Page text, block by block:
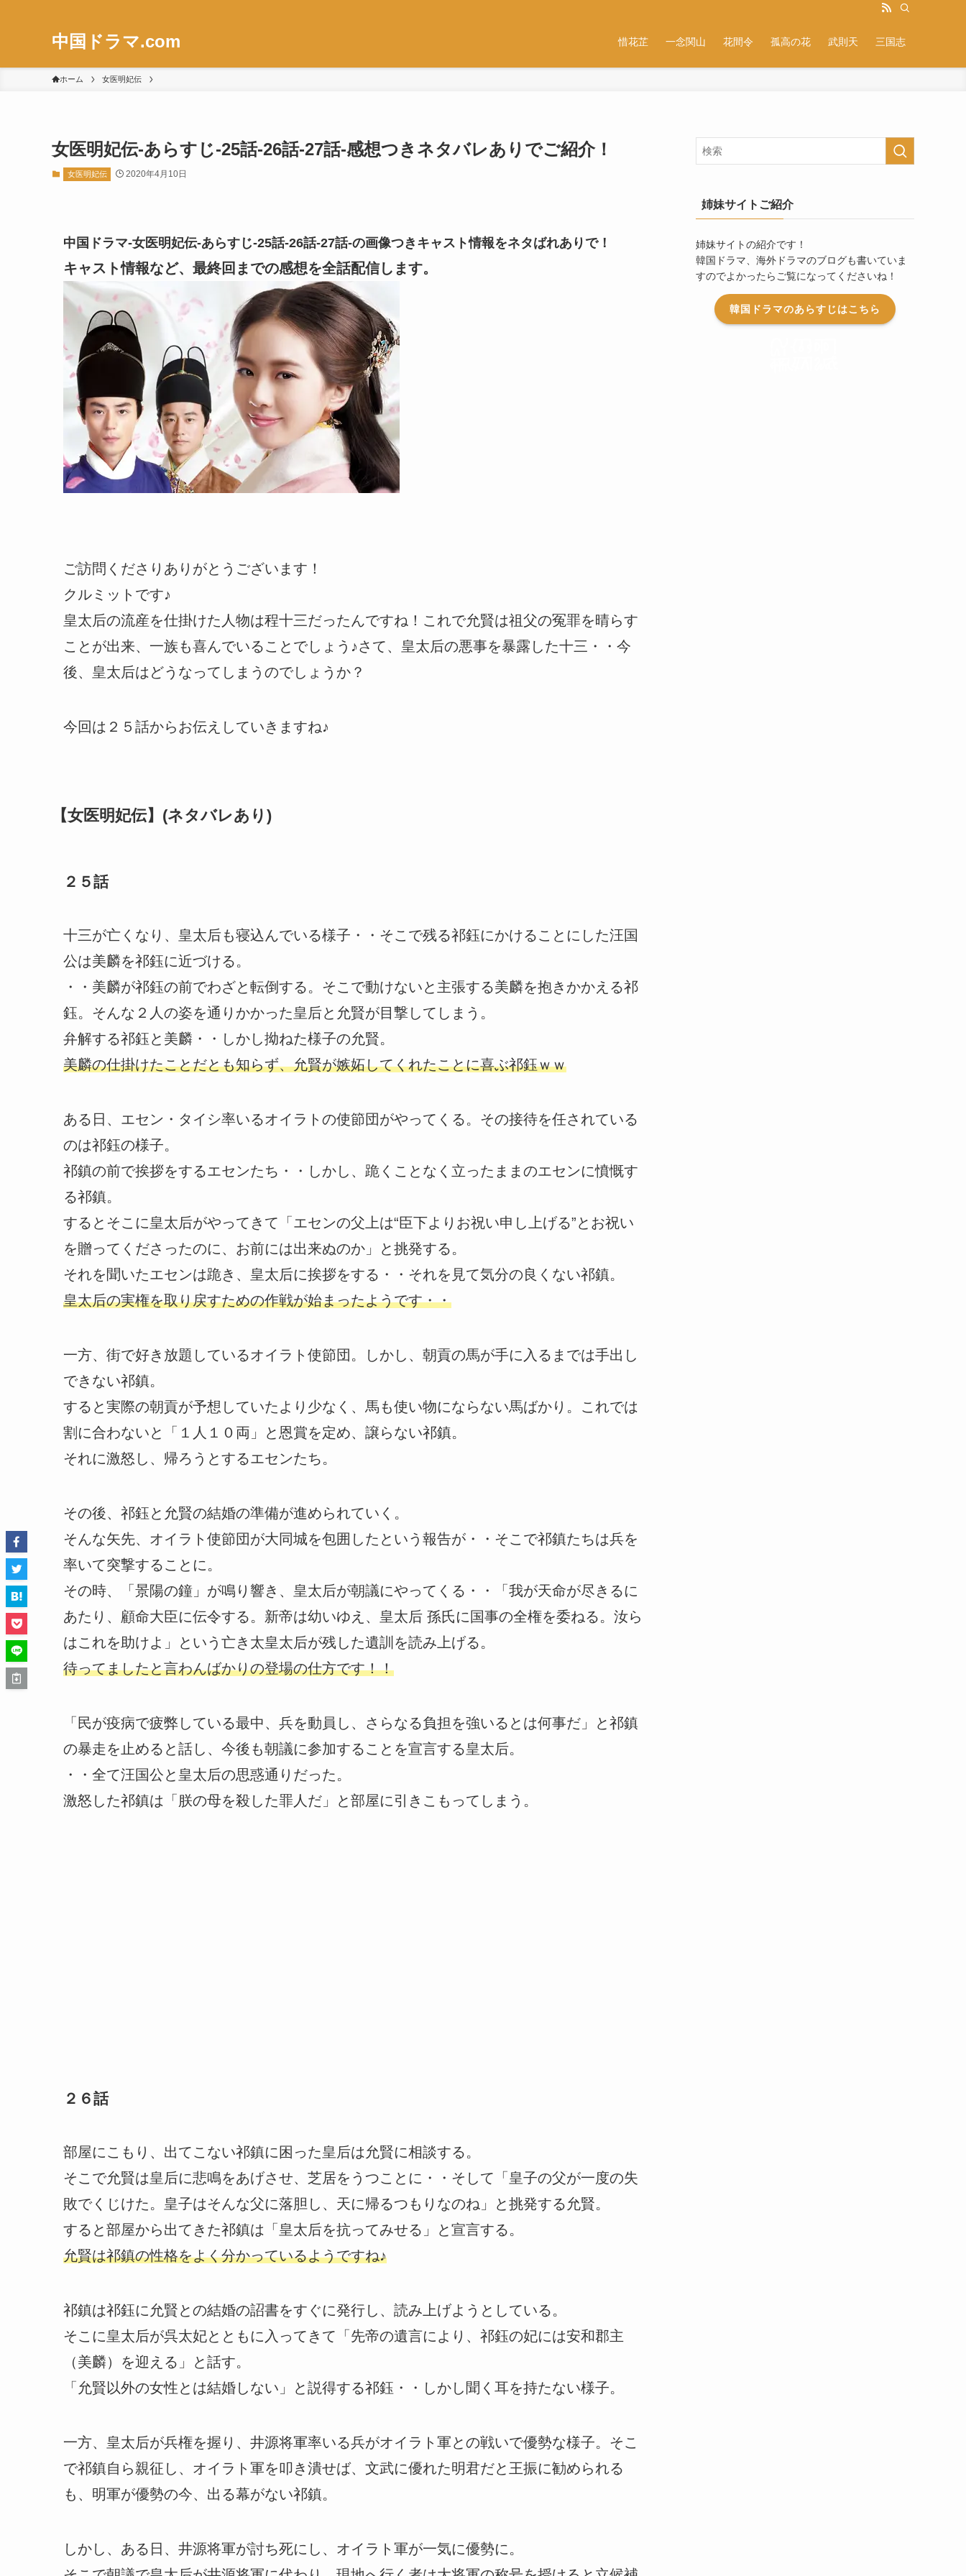
中国ドラマ.com 惜花芷 一念関山 花間令 孤高の花 武則天 三国志
ホーム 女医明妃伝
女医明妃伝-あらすじ-25話-26話-27話-感想つきネタバレありでご紹介！
女医明妃伝 2020年4月10日
中国ドラマ-女医明妃伝-あらすじ-25話-26話-27話-の画像つきキャスト情報をネタばれありで！
キャスト情報など、最終回までの感想を全話配信します。
ご訪問くださりありがとうございます！
クルミットです♪
皇太后の流産を仕掛けた人物は程十三だったんですね！これで允賢は祖父の冤罪を晴らす
ことが出来、一族も喜んでいることでしょう♪さて、皇太后の悪事を暴露した十三・・今
後、皇太后はどうなってしまうのでしょうか？
今回は２５話からお伝えしていきますね♪
【女医明妃伝】(ネタバレあり)
２５話
十三が亡くなり、皇太后も寝込んでいる様子・・そこで残る祁鈺にかけることにした汪国
公は美麟を祁鈺に近づける。
・・美麟が祁鈺の前でわざと転倒する。そこで動けないと主張する美麟を抱きかかえる祁
鈺。そんな２人の姿を通りかかった皇后と允賢が目撃してしまう。
弁解する祁鈺と美麟・・しかし拗ねた様子の允賢。
美麟の仕掛けたことだとも知らず、允賢が嫉妬してくれたことに喜ぶ祁鈺ｗｗ
ある日、エセン・タイシ率いるオイラトの使節団がやってくる。その接待を任されている
のは祁鈺の様子。
祁鎮の前で挨拶をするエセンたち・・しかし、跪くことなく立ったままのエセンに憤慨す
る祁鎮。
するとそこに皇太后がやってきて「エセンの父上は“臣下よりお祝い申し上げる”とお祝い
を贈ってくださったのに、お前には出来ぬのか」と挑発する。
それを聞いたエセンは跪き、皇太后に挨拶をする・・それを見て気分の良くない祁鎮。
皇太后の実権を取り戻すための作戦が始まったようです・・
一方、街で好き放題しているオイラト使節団。しかし、朝貢の馬が手に入るまでは手出し
できない祁鎮。
すると実際の朝貢が予想していたより少なく、馬も使い物にならない馬ばかり。これでは
割に合わないと「１人１０両」と恩賞を定め、譲らない祁鎮。
それに激怒し、帰ろうとするエセンたち。
その後、祁鈺と允賢の結婚の準備が進められていく。
そんな矢先、オイラト使節団が大同城を包囲したという報告が・・そこで祁鎮たちは兵を
率いて突撃することに。
その時、「景陽の鐘」が鳴り響き、皇太后が朝議にやってくる・・「我が天命が尽きるに
あたり、顧命大臣に伝令する。新帝は幼いゆえ、皇太后 孫氏に国事の全権を委ねる。汝ら
はこれを助けよ」という亡き太皇太后が残した遺訓を読み上げる。
待ってましたと言わんばかりの登場の仕方です！！
「民が疫病で疲弊している最中、兵を動員し、さらなる負担を強いるとは何事だ」と祁鎮
の暴走を止めると話し、今後も朝議に参加することを宣言する皇太后。
・・全て汪国公と皇太后の思惑通りだった。
激怒した祁鎮は「朕の母を殺した罪人だ」と部屋に引きこもってしまう。
２６話
部屋にこもり、出てこない祁鎮に困った皇后は允賢に相談する。
そこで允賢は皇后に悲鳴をあげさせ、芝居をうつことに・・そして「皇子の父が一度の失
敗でくじけた。皇子はそんな父に落胆し、天に帰るつもりなのね」と挑発する允賢。
すると部屋から出てきた祁鎮は「皇太后を抗ってみせる」と宣言する。
允賢は祁鎮の性格をよく分かっているようですね♪
祁鎮は祁鈺に允賢との結婚の詔書をすぐに発行し、読み上げようとしている。
そこに皇太后が呉太妃とともに入ってきて「先帝の遺言により、祁鈺の妃には安和郡主
（美麟）を迎える」と話す。
「允賢以外の女性とは結婚しない」と説得する祁鈺・・しかし聞く耳を持たない様子。
一方、皇太后が兵権を握り、井源将軍率いる兵がオイラト軍との戦いで優勢な様子。そこ
で祁鎮自ら親征し、オイラト軍を叩き潰せば、文武に優れた明君だと王振に勧められる
も、明軍が優勢の今、出る幕がない祁鎮。
しかし、ある日、井源将軍が討ち死にし、オイラト軍が一気に優勢に。
姉妹サイトご紹介
姉妹サイトの紹介です！
韓国ドラマ、海外ドラマのブログも書いていま
すのでよかったらご覧になってくださいね！
韓国ドラマのあらすじはこちら